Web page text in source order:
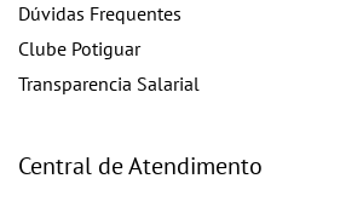
Dúvidas Frequentes
Clube Potiguar
Transparencia Salarial
Central de Atendimento